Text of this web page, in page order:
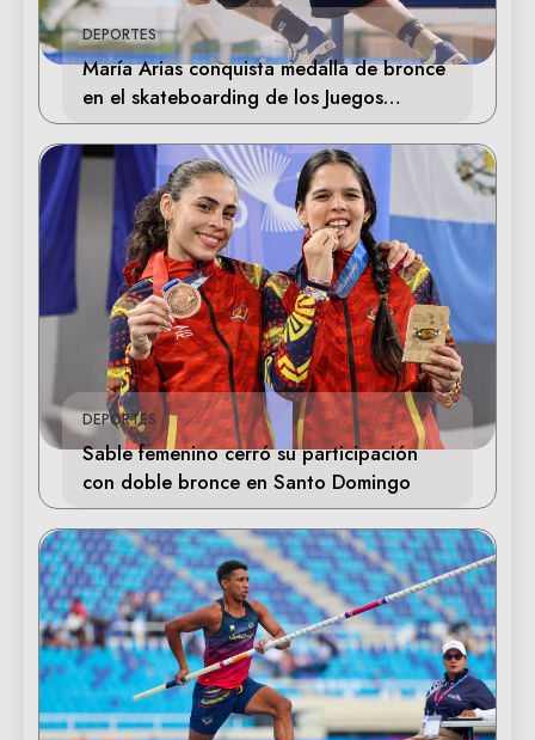
DEPORTES
María Arias conquista medalla de bronce
en el skateboarding de los Juegos
Centroamericanos
DEPORTES
Sable femenino cerró su participación
con doble bronce en Santo Domingo